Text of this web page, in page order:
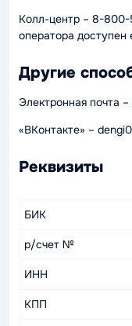
Колл-центр – 8-
оператора
Другие
Электронная почта
«ВКонтакте» –
Реквизиты
БИК
р/счет №
ИНН
КПП